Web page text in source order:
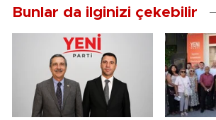
Bunlar da ilginizi çekebilir